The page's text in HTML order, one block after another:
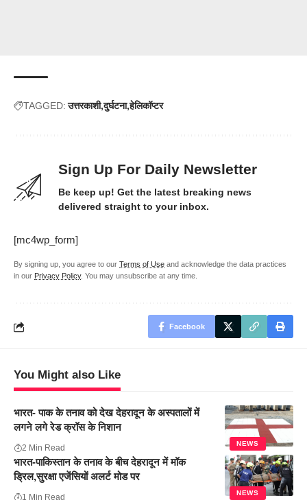
TAGGED: उत्तरकाशी दुर्घटना हेलिकॉप्टर
Sign Up For Daily Newsletter
Be keep up! Get the latest breaking news
delivered straight to your inbox.
[mc4wp_form]
By signing up, you agree to our Terms of Use and acknowledge the data practices
in our Privacy Policy. You may unsubscribe at any time.
Facebook
You Might also Like
NEWS
भारत- पाक के तनाव को देख देहरादून के अस्पतालों में
लगने लगे रेड क्रॉस के निशान
2 Min Read
NEWS
भारत-पाकिस्तान के तनाव के बीच देहरादून में मॉक
ड्रिल,सुरक्षा एजेंसियों अलर्ट मोड पर
1 Min Read